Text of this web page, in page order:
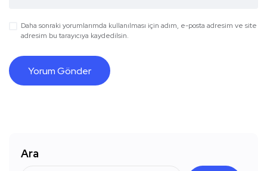
Daha sonraki yorumlarımda kullanılması için adım, e-posta adresim ve site
adresim bu tarayıcıya kaydedilsin.
Ara